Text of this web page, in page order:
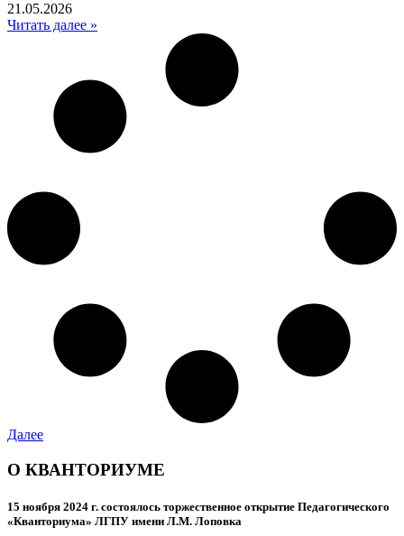
21.05.2026
Читать далее »
Далее
О КВАНТОРИУМЕ
15 ноября 2024 г. состоялось торжественное открытие Педагогического
«Кванториума» ЛГПУ имени Л.М. Лоповка